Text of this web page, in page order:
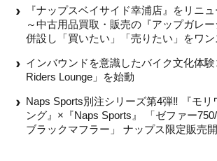
『ナップスベイサイド幸浦店』をリニ
～中古用品買取・販売の『アップガレ
併設し「買いたい」「売りたい」をワン
インバウンドを意識したバイク文化体
Riders Lounge」を始動
Naps Sports別注シリーズ第4弾‼ 『モリ
ング』×『Naps Sports』 「ゼファー
ブラックマフラー」 ナップス限定販売